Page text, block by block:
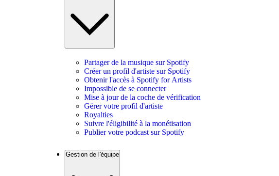
Partager de la musique sur Spotify
Créer un profil d'artiste sur Spotify
Obtenir l'accès à Spotify for Artists
Impossible de se connecter
Mise à jour de la coche de vérification
Gérer votre profil d'artiste
Royalties
Suivre l'éligibilité à la monétisation
Publier votre podcast sur Spotify
Gestion de l'équipe